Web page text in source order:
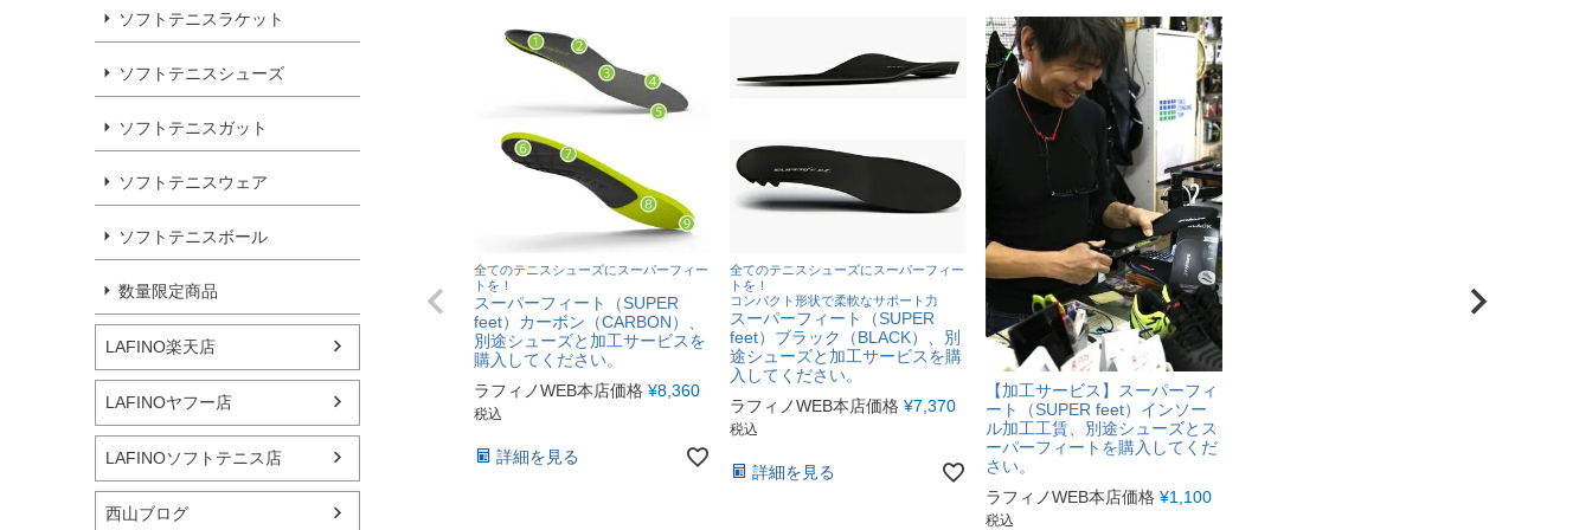
ソフトテニスラケット
ソフトテニスシューズ
ソフトテニスガット
ソフトテニスウェア
ソフトテニスボール
数量限定商品
LAFINO楽天店
LAFINOヤフー店
LAFINOソフトテニス店
西山ブログ
全てのテニスシューズにスーパーフィー
トを！
スーパーフィート（SUPER
feet）カーボン（CARBON）、
別途シューズと加工サービスを
購入してください。
ラフィノWEB本店価格 ¥8,360
税込
詳細を見る
全てのテニスシューズにスーパーフィー
トを！
コンパクト形状で柔軟なサポート力
スーパーフィート（SUPER
feet）ブラック（BLACK）、別
途シューズと加工サービスを購
入してください。
ラフィノWEB本店価格 ¥7,370
税込
詳細を見る
【加工サービス】スーパーフィ
ート（SUPER feet）インソー
ル加工工賃、別途シューズとス
ーパーフィートを購入してくだ
さい。
ラフィノWEB本店価格 ¥1,100
税込